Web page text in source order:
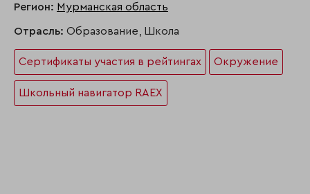
Регион: Мурманская область
Отрасль: Образование, Школа
Сертификаты участия в рейтингах Окружение
Школьный навигатор RAEX